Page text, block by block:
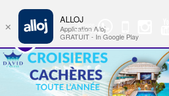
Groupe
WhatsApp
×
ALLOJ
Application Alloj
GRATUIT - In Google Play